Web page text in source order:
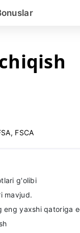
FSCA
g'olibi
mavjud.
eng yaxshi qatoriga